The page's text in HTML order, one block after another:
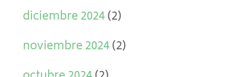
diciembre 2024(2)
noviembre 2024(2)